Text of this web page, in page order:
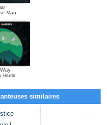
Man
Harris
similaires